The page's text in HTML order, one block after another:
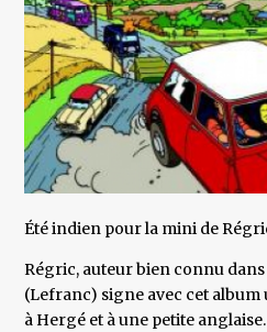
Été indien pour la mini de
Régric, auteur bien connu
(Lefranc) signe avec cet
à Hergé et à une petite